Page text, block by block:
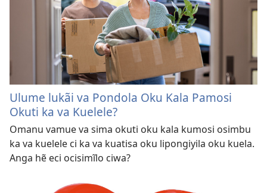
Ulume lukãi va Pondola Oku Kala Pamosi
Okuti ka va Kuelele?
Omanu vamue va sima okuti oku kala kumosi osimbu
ka va kuelele ci ka va kuatisa oku lipongiyila oku kuela.
Anga hẽ eci ocisimĩlo ciwa?